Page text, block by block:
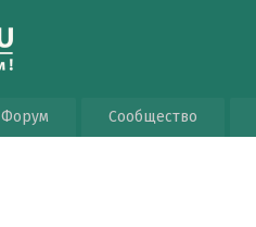
Форум Сообщество